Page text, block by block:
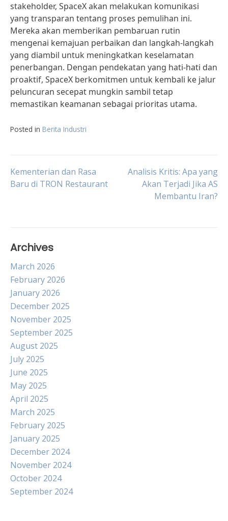
stakeholder, SpaceX akan melakukan komunikasi
yang transparan tentang proses pemulihan ini.
Mereka akan memberikan pembaruan rutin
mengenai kemajuan perbaikan dan langkah-langkah
yang diambil untuk meningkatkan keselamatan
penerbangan. Dengan pendekatan yang hati-hati dan
proaktif, SpaceX berkomitmen untuk kembali ke jalur
peluncuran secepat mungkin sambil tetap
memastikan keamanan sebagai prioritas utama.
Posted in Berita Industri
Post
Kementerian dan Rasa
Baru di TRON Restaurant
Analisis Kritis: Apa yang
Akan Terjadi Jika AS
Membantu Iran?
Archives
March 2026
February 2026
January 2026
December 2025
November 2025
September 2025
August 2025
July 2025
June 2025
May 2025
April 2025
March 2025
February 2025
January 2025
December 2024
November 2024
October 2024
September 2024